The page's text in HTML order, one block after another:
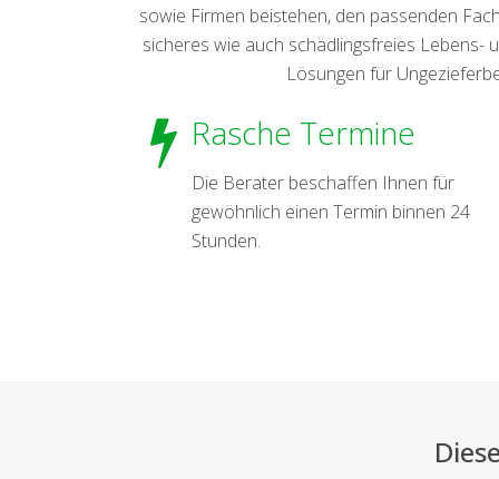
sowie Firmen beistehen, den passenden
sicheres wie auch schädlingsfreies Lebens-
Lösungen für
Rasche Termine
Die Berater beschaffen Ihnen für
gewöhnlich einen Termin binnen 24
Stunden.